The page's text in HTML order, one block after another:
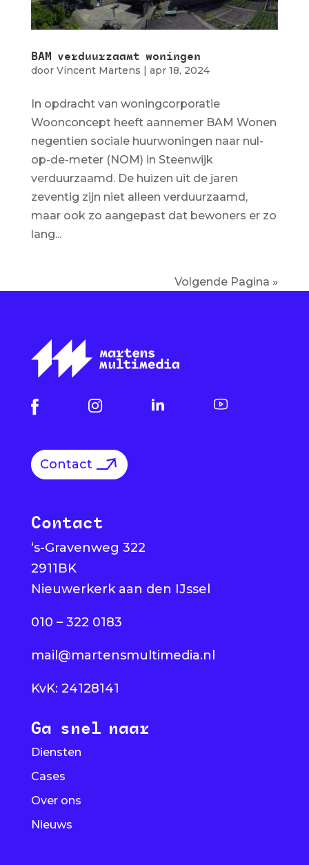
BAM verduurzaamt woningen
door Vincent Martens apr 18, 2024
In opdracht van woningcorporatie
Woonconcept heeft aannemer BAM Wonen
negentien sociale huurwoningen naar nul-
op-de-meter (NOM) in Steenwijk
verduurzaamd. De huizen uit de jaren
zeventig zijn niet alleen verduurzaamd,
maar ook zo aangepast dat bewoners er zo
lang...
Volgende Pagina »
Contact
Contact
‘s-Gravenweg 322
2911BK
Nieuwerkerk aan den IJssel
010 – 322 0183
mail@martensmultimedia.nl
KvK: 24128141
Ga snel naar
Diensten
Cases
Over ons
Nieuws